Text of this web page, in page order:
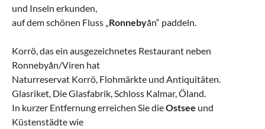
und Inseln erkunden,
auf dem schönen Fluss „ Ronnebyån“ paddeln.
Korrö, das ein ausgezeichnetes Restaurant neben
Ronnebyån/Viren hat
Naturreservat Korrö, Flohmärkte und Antiquitäten.
Glasriket, Die Glasfabrik, Schloss Kalmar, Öland.
In kurzer Entfernung erreichen Sie dieOstsee und
Küstenstädte wie